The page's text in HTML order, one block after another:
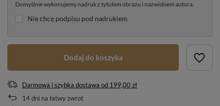
Domyślnie wykonujemy nadruk z tytułem obrazu i nazwiskiem autora.
Nie chcę podpisu pod nadrukiem
Dodaj do koszyka
Darmowa i szybka dostawa od 199,00 zł
14dni na łatwy zwrot